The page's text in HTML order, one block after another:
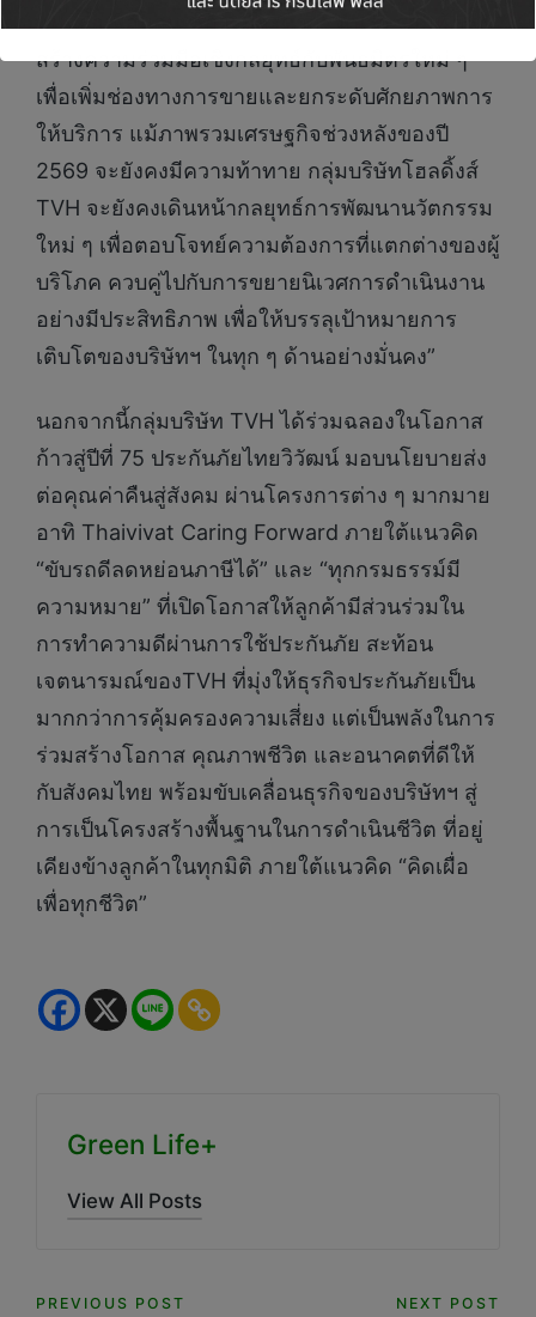
แม่นยำเพื่อมอบบริการที่สะดวกรวดเร็ว รวมทั้งเร่ง
สร้างความร่วมมือเชิงกลยุทธ์กับพันธมิตรใหม่ ๆ
เพื่อเพิ่มช่องทางการขายและยกระดับศักยภาพการ
ให้บริการ แม้ภาพรวมเศรษฐกิจช่วงหลังของปี
2569 จะยังคงมีความท้าทาย กลุ่มบริษัทโฮลดิ้งส์
TVH จะยังคงเดินหน้ากลยุทธ์การพัฒนานวัตกรรม
ใหม่ ๆ เพื่อตอบโจทย์ความต้องการที่แตกต่างของผู้
บริโภค ควบคู่ไปกับการขยายนิเวศการดำเนินงาน
อย่างมีประสิทธิภาพ เพื่อให้บรรลุเป้าหมายการ
เติบโตของบริษัทฯ ในทุก ๆ ด้านอย่างมั่นคง”
นอกจากนี้กลุ่มบริษัท TVH ได้ร่วมฉลองในโอกาส
ก้าวสู่ปีที่ 75 ประกันภัยไทยวิวัฒน์ มอบนโยบายส่ง
ต่อคุณค่าคืนสู่สังคม ผ่านโครงการต่าง ๆ มากมาย
อาทิ Thaivivat Caring Forward ภายใต้แนวคิด
“ขับรถดีลดหย่อนภาษีได้” และ “ทุกกรมธรรม์มี
ความหมาย” ที่เปิดโอกาสให้ลูกค้ามีส่วนร่วมใน
การทำความดีผ่านการใช้ประกันภัย สะท้อน
เจตนารมณ์ของTVH ที่มุ่งให้ธุรกิจประกันภัยเป็น
มากกว่าการคุ้มครองความเสี่ยง แต่เป็นพลังในการ
ร่วมสร้างโอกาส คุณภาพชีวิต และอนาคตที่ดีให้
กับสังคมไทย พร้อมขับเคลื่อนธุรกิจของบริษัทฯ สู่
การเป็นโครงสร้างพื้นฐานในการดำเนินชีวิต ที่อยู่
เคียงข้างลูกค้าในทุกมิติ ภายใต้แนวคิด “คิดเผื่อ
เพื่อทุกชีวิต”
Green Life+
View All Posts
PREVIOUS POST NEXT POST